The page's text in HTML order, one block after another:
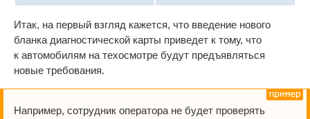
Итак, на первый взгляд кажется, что введение нового
бланка диагностической карты приведет к тому, что
к автомобилям на техосмотре будут предъявляться
новые требования.
Например, сотрудник оператора не будет проверять